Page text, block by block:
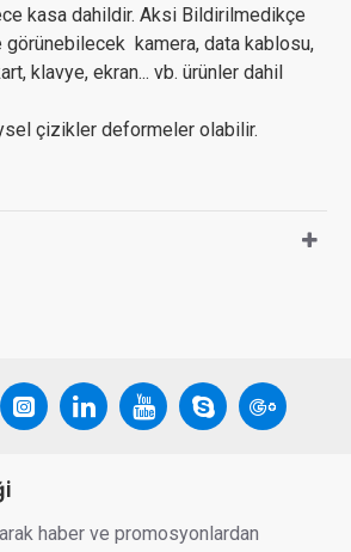
kasa dahildir. Aksi Bildirilmedikçe
görünebilecek kamera, data kablosu,
klavye, ekran... vb. ürünler dahil
çizikler deformeler olabilir.
haber ve promosyonlardan